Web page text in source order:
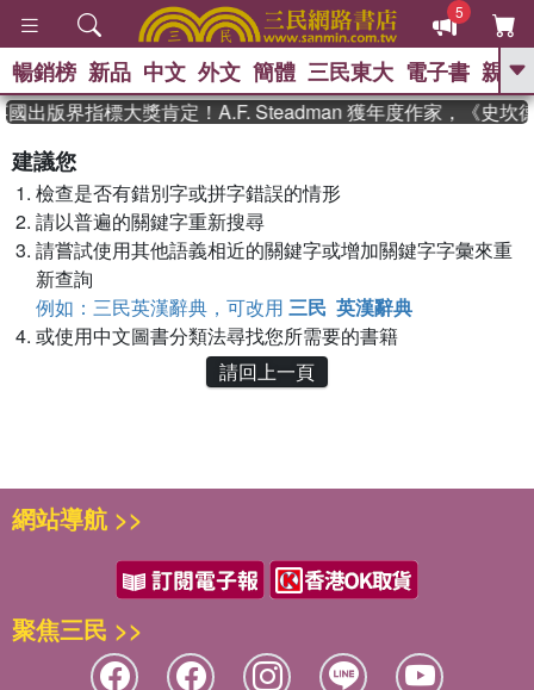
5
GO
史是一群喵 、
獎 臺灣漫遊錄
登輝時代 、 數學女孩：黎曼猜想 、
暢銷榜 新品 中文 外文 簡體 三民東大 電子書 親子
出版界指標大獎肯定！A.F. Steadman 獲年度作家，《史坎
建議您
檢查是否有錯別字或拼字錯誤的情形
請以普遍的關鍵字重新搜尋
請嘗試使用其他語義相近的關鍵字或增加關鍵字字彙來重
新查詢
例如：三民英漢辭典，可改用 三民 英漢辭典
或使用中文圖書分類法尋找您所需要的書籍
請回上一頁
網站導航 >>
聚焦三民 >>